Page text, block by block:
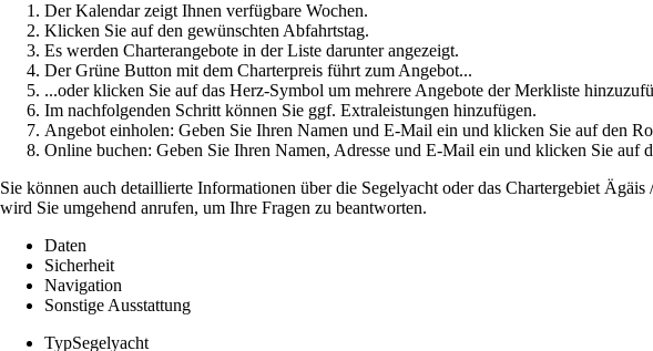
Der Kalendar zeigt Ihnen verfügbare Wochen.
Klicken Sie auf den gewünschten Abfahrtstag.
Es werden Charterangebote in der Liste darunter angezeigt.
Der Grüne Button mit dem Charterpreis führt zum Angebot...
...oder klicken Sie auf das Herz-Symbol um mehrere Angebote der Merkliste
Im nachfolgenden Schritt können Sie ggf. Extraleistungen hinzufügen.
Angebot einholen: Geben Sie Ihren Namen und E-Mail ein und klicken Sie auf den
Online buchen: Geben Sie Ihren Namen, Adresse und E-Mail ein und klicken Sie
Sie können auch detaillierte Informationen über die Segelyacht oder das Chartergebiet
wird Sie umgehend anrufen, um Ihre Fragen zu beantworten.
Daten
Sicherheit
Navigation
Sonstige Ausstattung
TypSegelyacht